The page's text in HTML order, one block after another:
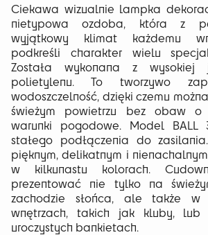
Ciekawa wizualnie lampka
nietypowa ozdoba, która z
wyjątkowy klimat każdemu
podkreśli charakter wielu
Została wykonana z wysokiej
polietylenu. To tworzywo
wodoszczelność, dzięki czemu
świeżym powietrzu bez obaw o
warunki pogodowe. Model
stałego podłączenia do
pięknym, delikatnym i
w kilkunastu kolorach.
prezentować nie tylko na
zachodzie słońca, ale także w
wnętrzach, takich jak kluby, lub
uroczystych bankietach.